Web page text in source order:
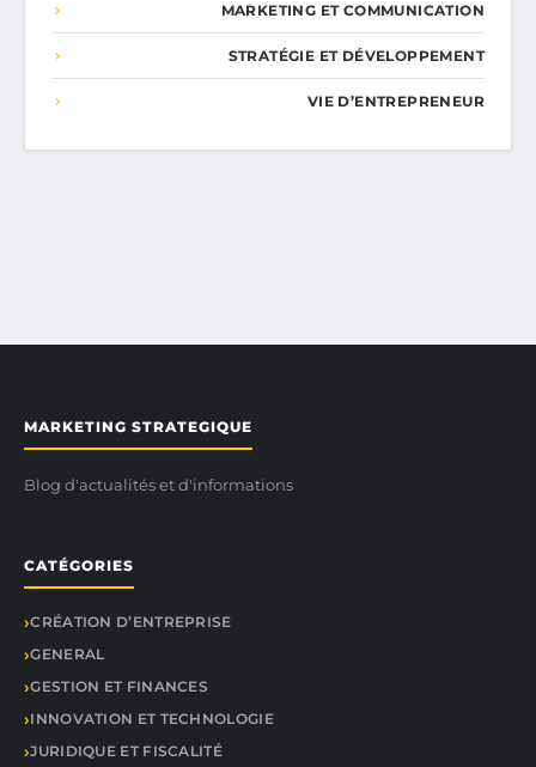
MARKETING ET COMMUNICATION
STRATÉGIE ET DÉVELOPPEMENT
VIE D’ENTREPRENEUR
MARKETING STRATEGIQUE
Blog d'actualités et d'informations
CATÉGORIES
CRÉATION D’ENTREPRISE
GENERAL
GESTION ET FINANCES
INNOVATION ET TECHNOLOGIE
JURIDIQUE ET FISCALITÉ